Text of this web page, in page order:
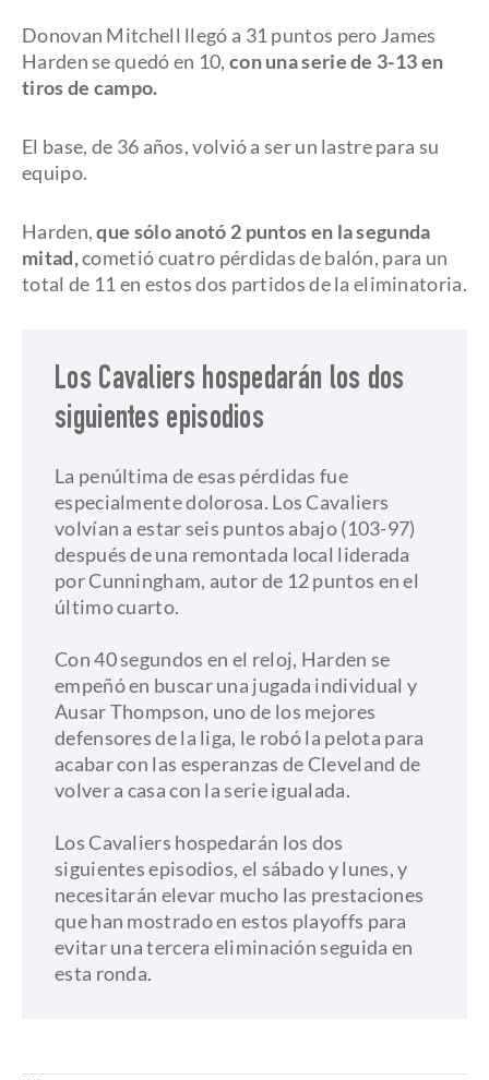
Donovan Mitchell llegó a 31 puntos pero James
Harden se quedó en 10, con una serie de 3-13 en
tiros de campo.
El base, de 36 años, volvió a ser un lastre para su
equipo.
Harden,que sólo anotó 2 puntos en la segunda
mitad,cometió cuatro pérdidas de balón, para un
total de 11 en estos dos partidos de la eliminatoria.
Los Cavaliers hospedarán los dos
siguientes episodios
La penúltima de esas pérdidas fue
especialmente dolorosa. Los Cavaliers
volvían a estar seis puntos abajo (103-97)
después de una remontada local liderada
por Cunningham, autor de 12 puntos en el
último cuarto.
Con 40 segundos en el reloj, Harden se
empeñó en buscar una jugada individual y
Ausar Thompson, uno de los mejores
defensores de la liga, le robó la pelota para
acabar con las esperanzas de Cleveland de
volver a casa con la serie igualada.
Los Cavaliers hospedarán los dos
siguientes episodios, el sábado y lunes, y
necesitarán elevar mucho las prestaciones
que han mostrado en estos playoffs para
evitar una tercera eliminación seguida en
esta ronda.